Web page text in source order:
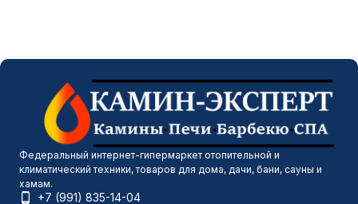
Федеральный интернет-гипермаркет отопительной и
климатический техники, товаров для дома, дачи, бани, сауны и
хамам.
+7 (991) 835-14-04